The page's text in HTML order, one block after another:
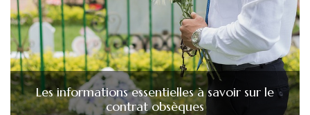
Les informations essentielles à savoir sur le
contrat obsèques